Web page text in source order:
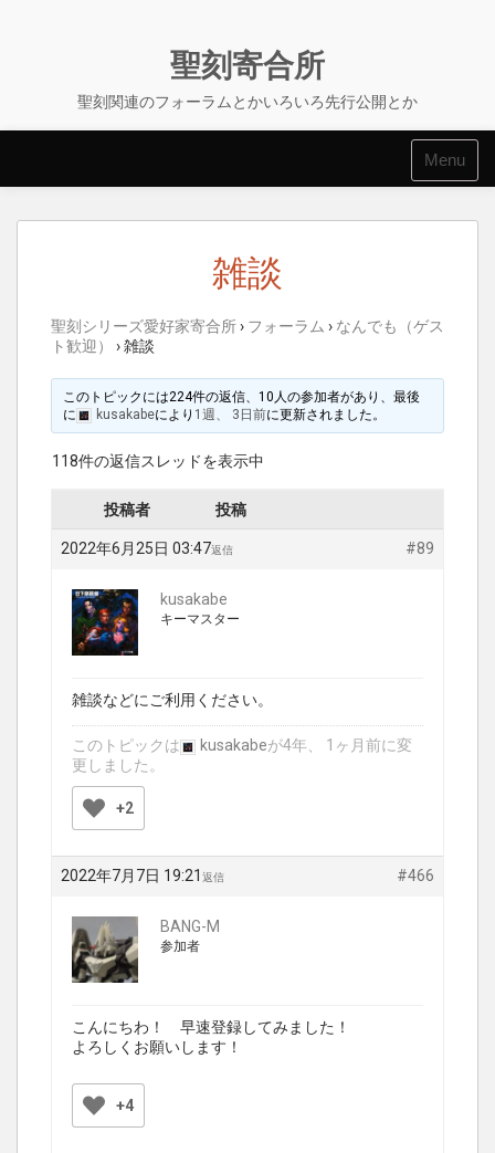
聖刻寄合所
聖刻関連のフォーラムとかいろいろ先行公開とか
Menu
雑談
聖刻シリーズ愛好家寄合所› フォーラム › なんでも（ゲス
ト歓迎）
›雑談
このトピックには224件の返信、10人の参加者があり、最後
に
kusakabeにより 1週、 3日前に更新されました。
118件の返信スレッドを表示中
投稿者 投稿
2022年6月25日 03:47 #89
返信
kusakabe
キーマスター
雑談などにご利用ください。
このトピックは kusakabeが4年、 1ヶ月前に変
更しました。
+2
2022年7月7日 19:21 #466
返信
BANG-M
参加者
こんにちわ！ 早速登録してみました！
よろしくお願いします！
+4